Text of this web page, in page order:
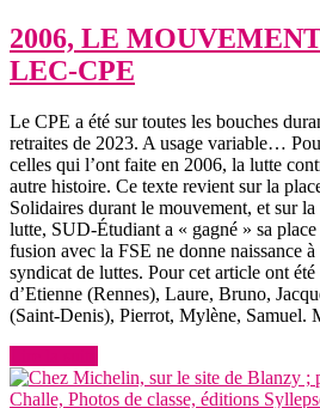
2006, LE
LEC-CPE
Le CPE a été sur toutes les bouches
retraites de 2023. A usage variable…
celles qui l’ont faite en 2006, la lutte
autre histoire. Ce texte revient sur la
Solidaires durant le mouvement, et sur
lutte, SUD-Étudiant a « gagné » sa
fusion avec la FSE ne donne naissance
syndicat de luttes. Pour cet article ont été
d’Etienne (Rennes), Laure, Bruno,
(Saint-Denis), Pierrot, Mylène, Samuel.